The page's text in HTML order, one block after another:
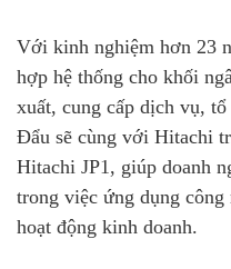
Với kinh nghiệm hơn 23
hợp hệ thống cho khối
xuất, cung cấp dịch vụ,
Đẩu sẽ cùng với Hitachi
Hitachi JP1, giúp doanh
trong việc ứng dụng
hoạt động kinh doanh.